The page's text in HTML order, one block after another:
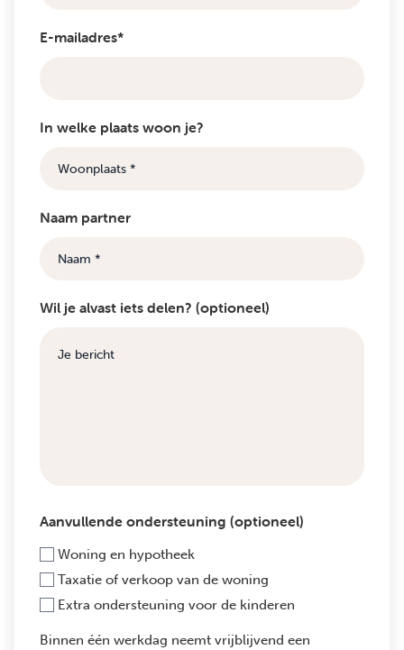
E-mailadres*
In welke plaats woon je?
Naam partner
Wil je alvast iets delen? (optioneel)
Aanvullende ondersteuning (optioneel)
Woning en hypotheek
Taxatie of verkoop van de woning
Extra ondersteuning voor de kinderen
Binnen één werkdag neemt vrijblijvend een